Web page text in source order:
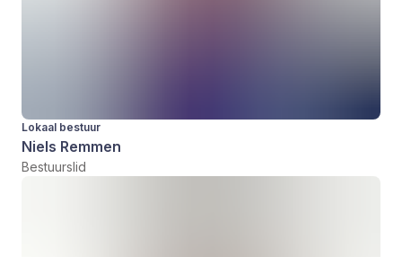
Lokaal bestuur
Niels Remmen
Bestuurslid